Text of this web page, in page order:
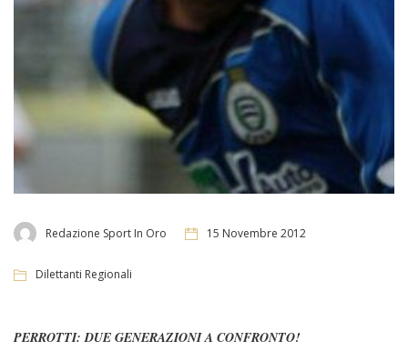
Redazione Sport In Oro 15 Novembre 2012
Dilettanti Regionali
PERROTTI: DUE GENERAZIONI A CONFRONTO!